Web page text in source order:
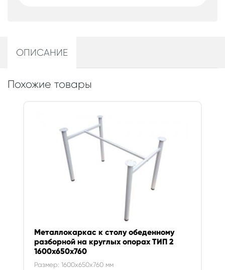
ОПИСАНИЕ
Похожие товары
Металлокаркас к столу обеденному
разборной на круглых опорах ТИП 2
1600х650х760
Размер: 1600x650x760 мм